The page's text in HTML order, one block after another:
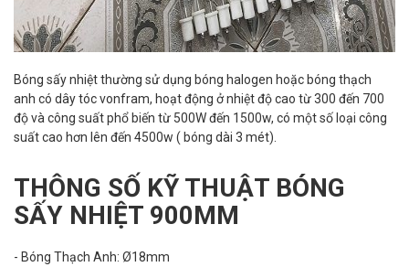
Bóng sấy nhiệt thường sử dụng bóng halogen hoặc bóng thạch
anh có dây tóc vonfram, hoạt động ở nhiệt độ cao từ 300 đến 700
độ và công suất phổ biến từ 500W đến 1500w, có một số loại công
suất cao hơn lên đến 4500w ( bóng dài 3 mét).
THÔNG SỐ KỸ THUẬT BÓNG
SẤY NHIỆT 900MM
- Bóng Thạch Anh: Ø18mm